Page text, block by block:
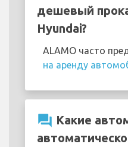
дешевый
Hyundai?
ALAMO часто
на аренду
question_answer Какие